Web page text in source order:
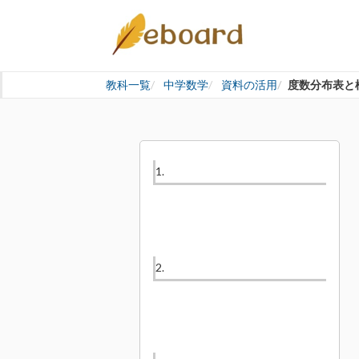
教科一覧 中学数学 資料の活用 度数分布表と
1.
2.